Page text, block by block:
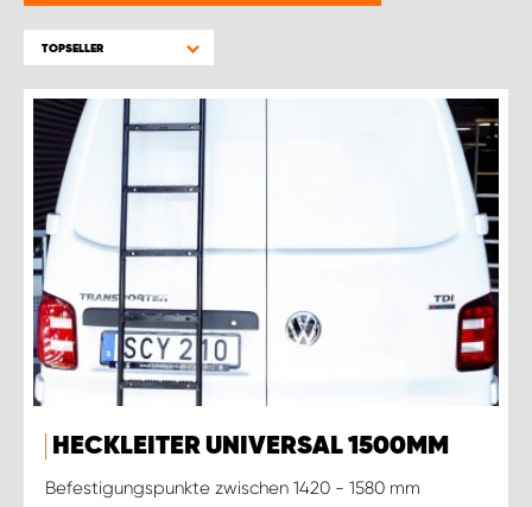
TOPSELLER
HECKLEITER UNIVERSAL 1500MM
Befestigungspunkte zwischen 1420 - 1580 mm
WORK SYSTEM BRÜSSEL
WORK SYSTEM NAMEN
WORK SYSTEM WORK SYSTEM BRÜGGE